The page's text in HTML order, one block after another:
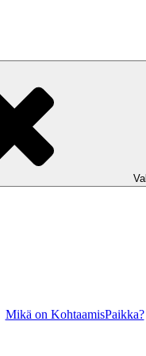
Mikä on KohtaamisPaikka?